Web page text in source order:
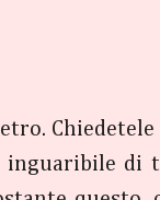
Chiedetele
di